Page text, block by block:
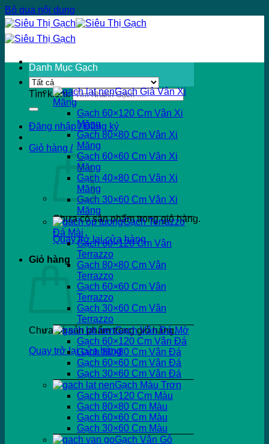
Bỏ qua nội dung
Tìm kiếm:
Đăng nhập / Đăng ký
Giỏ hàng /
Chưa có sản phẩm trong giỏ hàng.
Quay trở lại cửa hàng
Giỏ hàng
Chưa có sản phẩm trong giỏ hàng.
Quay trở lại cửa hàng
Danh Mục Gạch
Gạch Giả Vân Xi
Măng
Gạch 60×120 Cm Vân Xi
Măng
Gạch 80×80 Cm Vân Xi
Măng
Gạch 60×60 Cm Vân Xi
Măng
Gạch 40×80 Cm Vân Xi
Măng
Gạch 30×60 Cm Vân Xi
Măng
Gạch Terrazzo
Đá Mài
Gạch 60×120 Cm Vân
Terrazzo
Gạch 80×80 Cm Vân
Terrazzo
Gạch 60×60 Cm Vân
Terrazzo
Gạch 30×60 Cm Vân
Terrazzo
Gạch Vân Đá Mờ
Gạch 60×120 Cm Vân Đá
Gạch 80×80 Cm Vân Đá
Gạch 60×60 Cm Vân Đá
Gạch 30×60 Cm Vân Đá
Gạch Màu Trơn
Gạch 60×120 Cm Màu
Gạch 80×80 Cm Màu
Gạch 60×60 Cm Màu
Gạch 30×60 Cm Màu
Gạch Vân Gỗ